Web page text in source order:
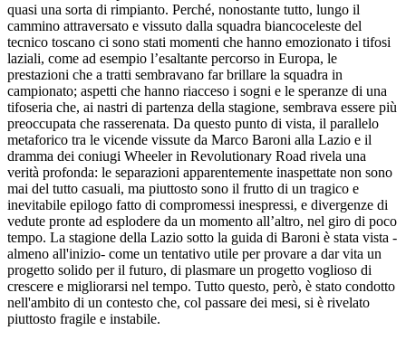
quasi una sorta di rimpianto. Perché, nonostante tutto, lungo il
cammino attraversato e vissuto dalla squadra biancoceleste del
tecnico toscano ci sono stati momenti che hanno emozionato i tifosi
laziali, come ad esempio l’esaltante percorso in Europa, le
prestazioni che a tratti sembravano far brillare la squadra in
campionato; aspetti che hanno riacceso i sogni e le speranze di una
tifoseria che, ai nastri di partenza della stagione, sembrava essere più
preoccupata che rasserenata. Da questo punto di vista, il parallelo
metaforico tra le vicende vissute da Marco Baroni alla Lazio e il
dramma dei coniugi Wheeler in Revolutionary Road rivela una
verità profonda: le separazioni apparentemente inaspettate non sono
mai del tutto casuali, ma piuttosto sono il frutto di un tragico e
inevitabile epilogo fatto di compromessi inespressi, e divergenze di
vedute pronte ad esplodere da un momento all’altro, nel giro di poco
tempo. La stagione della Lazio sotto la guida di Baroni è stata vista -
almeno all'inizio- come un tentativo utile per provare a dar vita un
progetto solido per il futuro, di plasmare un progetto voglioso di
crescere e migliorarsi nel tempo. Tutto questo, però, è stato condotto
nell'ambito di un contesto che, col passare dei mesi, si è rivelato
piuttosto fragile e instabile.